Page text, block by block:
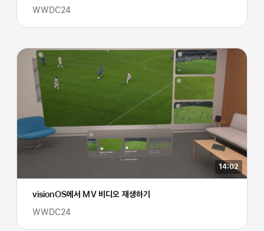
WWDC24
14:02
visionOS에서 MV 비디오 재생하기
WWDC24